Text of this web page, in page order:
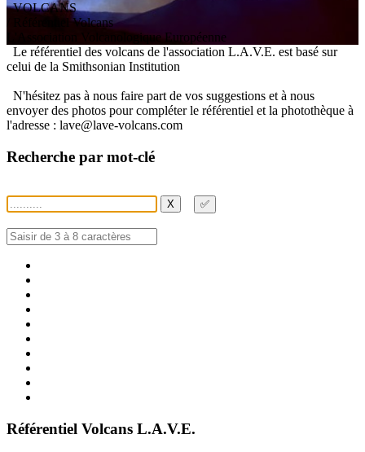
VOLCANS
/ Référentiel Volcans
ssociation V olcanologiqueEuropéenne
Le référentiel des volcans de l'association L.A.V.E. est basé sur
celui de la Smithsonian Institution
N'hésitez pas à nous faire part de vos suggestions et à nous
envoyer des photos pour compléter le référentiel et la photothèque à
l'adresse : lave@lave-volcans.com
Recherche par mot-clé
X ✅
Référentiel Volcans L.A.V.E.